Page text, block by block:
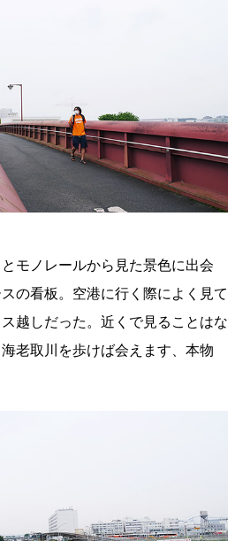
モノレールから見た景色に出会
の看板。空港に行く際によく見て
越しだった。近くで見ることはな
老取川を歩けば会えます、本物